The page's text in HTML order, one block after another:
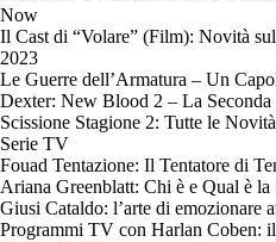
Now
Il Cast di “Volare” (Film): Novità
2023
Le Guerre dell’Armatura – Un
Dexter: New Blood 2 – La
Scissione Stagione 2: Tutte le
Serie TV
Fouad Tentazione: Il Tentatore di
Ariana Greenblatt: Chi è e Qual è la
Giusi Cataldo: l’arte di emozionare
Programmi TV con Harlan Coben: